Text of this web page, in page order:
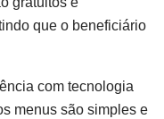
que o beneficiário
com tecnologia
menus são simples e